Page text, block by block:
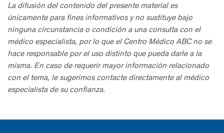
La difusión del contenido del presente material es
únicamente para fines informativos y no sustituye bajo
ninguna circunstancia o condición a una consulta con el
médico especialista, por lo que el Centro Médico ABC no se
hace responsable por el uso distinto que pueda darle a la
misma. En caso de requerir mayor información relacionado
con el tema, le sugerimos contacte directamente al médico
especialista de su confianza.